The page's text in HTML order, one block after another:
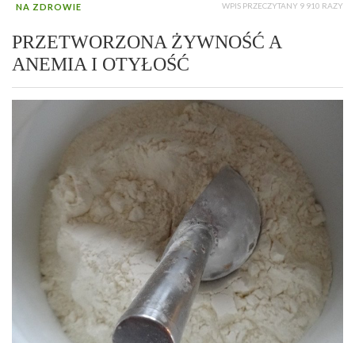
NA ZDROWIE WPIS PRZECZYTANY 9 910 RAZY
PRZETWORZONA ŻYWNOŚĆ A
ANEMIA I OTYŁOŚĆ